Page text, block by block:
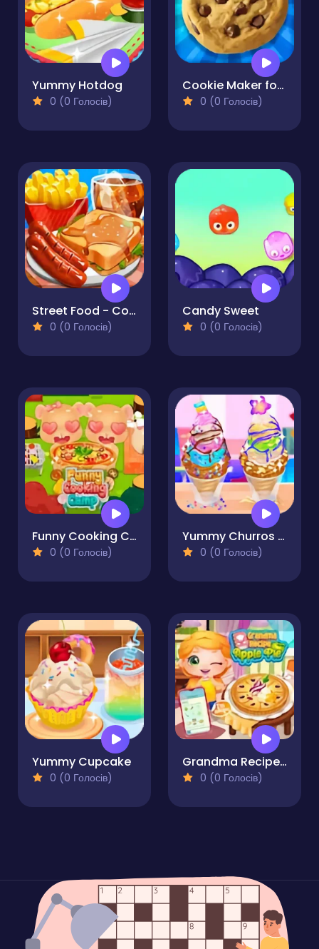
Yummy Hotdog
0 (0 Голосів)
Cookie Maker for Kids
0 (0 Голосів)
Street Food - Cooking Game
0 (0 Голосів)
Candy Sweet
0 (0 Голосів)
Funny Cooking Camp
0 (0 Голосів)
Yummy Churros Ice Cream
0 (0 Голосів)
Yummy Cupcake
0 (0 Голосів)
Grandma Recipe Apple Pie
0 (0 Голосів)